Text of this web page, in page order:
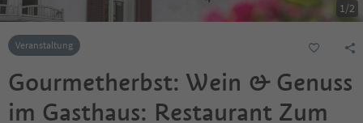
1/2
Veranstaltung
Gourmetherbst: Wein & Genuss
im Gasthaus: Restaurant Zum